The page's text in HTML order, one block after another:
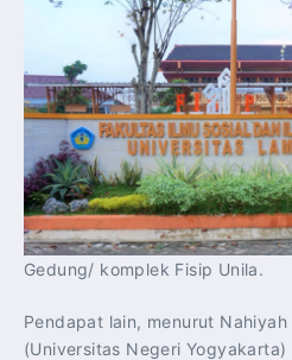
Gedung/ komplek Fisip Unila.
Pendapat lain, menurut
(Universitas Negeri